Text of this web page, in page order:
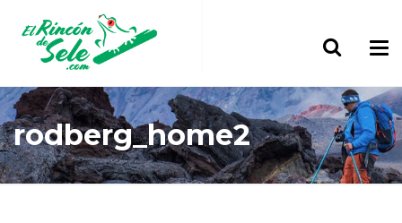
rodberg_home2